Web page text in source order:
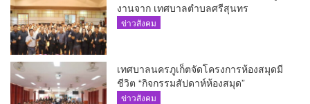
งานจาก เทศบาลตำบลศรีสุนทร
ข่าวสังคม
เทศบาลนครภูเก็ตจัดโครงการห้องสมุดมี
ชีวิต “กิจกรรมสัปดาห์ห้องสมุด”
ข่าวสังคม